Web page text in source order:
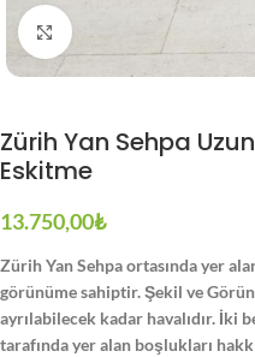
Büyütmek için tıklayın
Zürih Yan Sehpa
Eskitme
13.750,00₺
Zürih Yan Sehpa ortasında yer
görünüme sahiptir. Şekil ve
ayrılabilecek kadar havalıdır. İki
tarafında yer alan boşlukları